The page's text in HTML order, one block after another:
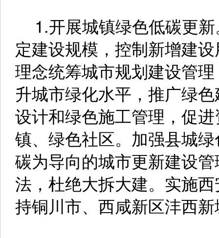
1.开展城镇绿色低碳更
定建设规模，控制新增建
理念统筹城市规划建设管
升城市绿化水平，推广绿
设计和绿色施工管理，促
镇、绿色社区。加强县城
碳为导向的城市更新建设
法，杜绝大拆大建。实施
持铜川市、西咸新区沣西